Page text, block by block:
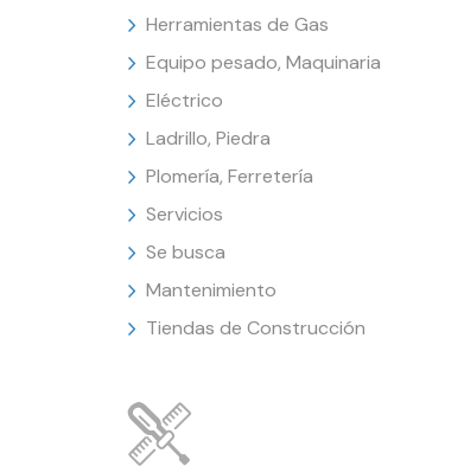
Herramientas de Gas
Equipo pesado, Maquinaria
Eléctrico
Ladrillo, Piedra
Plomería, Ferretería
Servicios
Se busca
Mantenimiento
Tiendas de Construcción